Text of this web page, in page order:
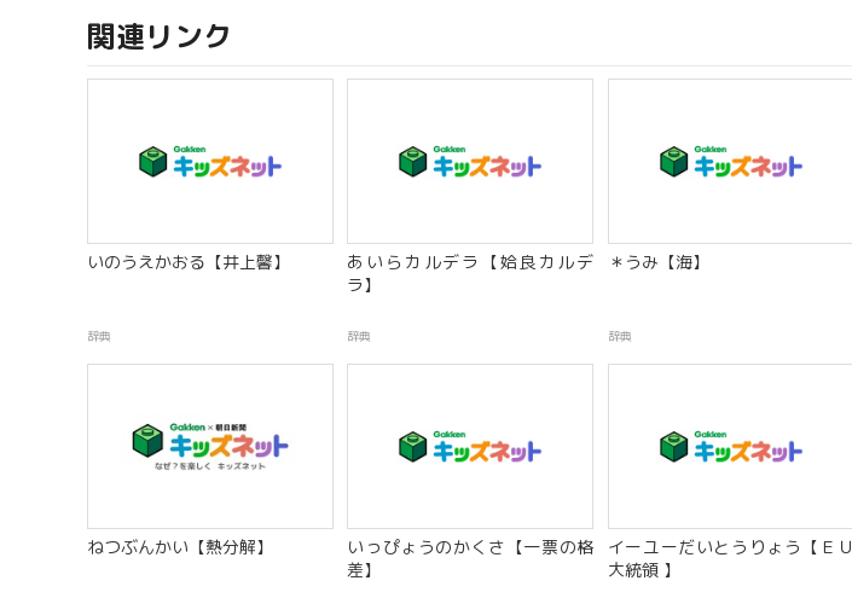
関連リンク
いのうえかおる【井上馨】
辞典
あいらカルデラ【姶良カルデ
ラ】
辞典
＊うみ【海】
辞典
ねつぶんかい【熱分解】
いっぴょうのかくさ【一票の格
差】
イーユーだいとうりょう【ＥＵ
大統領 】